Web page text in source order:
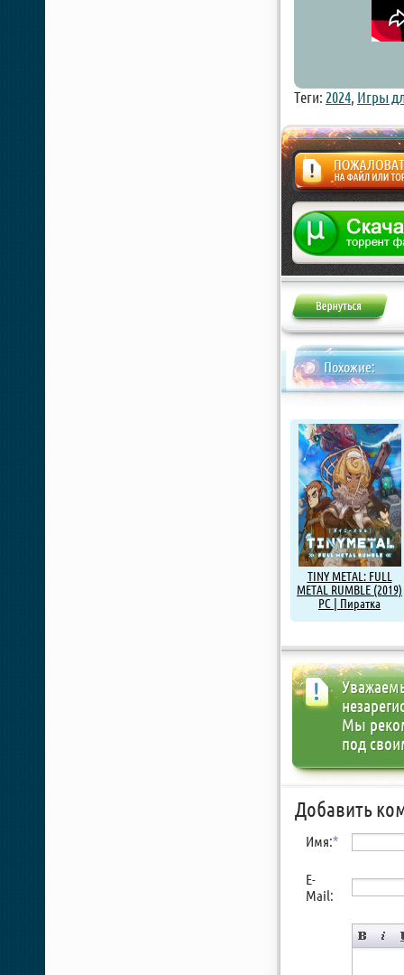
Теги: 2024, Игры
Жалоба
Похожие:
TINY METAL: FULL
METAL RUMBLE (2019)
PC | Пиратка
Мы
под
Добавить
Имя:*
E-
Mail: